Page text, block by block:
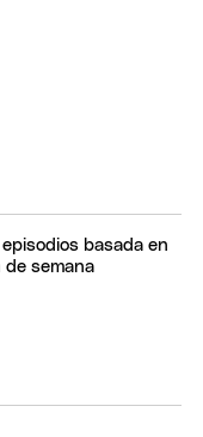
basada en
de semana